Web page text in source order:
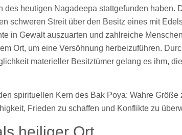
des heutigen Nagadeepa stattgefunden haben.
schweren Streit über den Besitz eines mit
in Gewalt auszuarten und zahlreiche
Ort, um eine Versöhnung herbeizuführen.
materieller Besitztümer gelang es ihm,
spirituellen Kern des Bak Poya: Wahre
Frieden zu schaffen und Konflikte zu
heiliger Ort